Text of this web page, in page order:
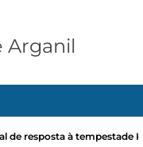
de resposta à tempestade